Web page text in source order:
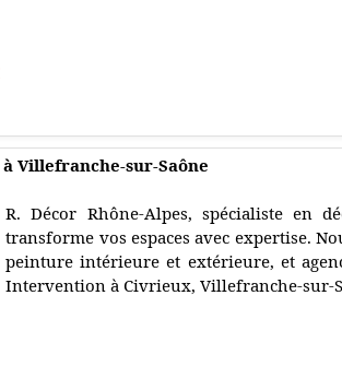
Villefranche-sur-Saône
R. Décor Rhône-Alpes, spécialiste en
transforme vos espaces avec expertise.
peinture intérieure et extérieure, et
Intervention à Civrieux, Villefranche-sur-